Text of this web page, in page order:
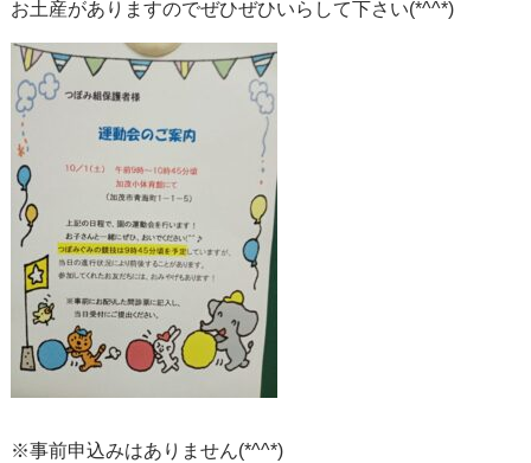
お土産がありますのでぜひぜひいらして下さい(*^^*)
※事前申込みはありません(*^^*)